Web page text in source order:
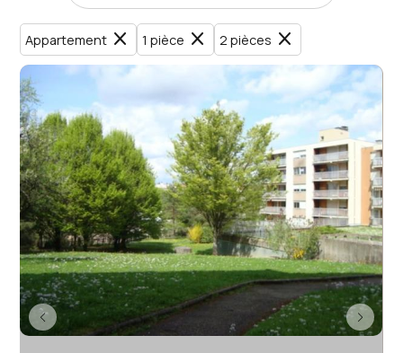
Appartement close 1 pièce close 2 pièces close